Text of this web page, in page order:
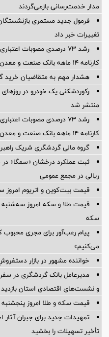
مدار خدمت‌رسانی بازمی‌گردند
فرمول جدید مستمری
تغییرات خبر داد
کارنامه ۱۴ ماهه بانک صنعت و معدن*
هشدار مهم به متقاضیان خرید
رکوردشکنی یک خودرو در
منتشر شد
کارنامه ۱۴ ماهه بانک صنعت و معدن*
گروه مالی گردشگری شریک
ریالی در مجمع عمومی
قیمت بیت‌کوین و اتریوم امروز سه‌شنبه ۶
سکه
پیام رعب‌آور برای مجری محبوب
می‌کنیم»
خواننده مشهور در بازار
مدیرعامل بانک گردشگری در
و نشست‌های اقتصادی استان
قیمت سکه و طلا امروز پنجشنبه ۸ مرداد ۱۴۰۵ +جدول
تمهیدات جدید برای جبران آثار
تأخیر تسهیلات را بخشید